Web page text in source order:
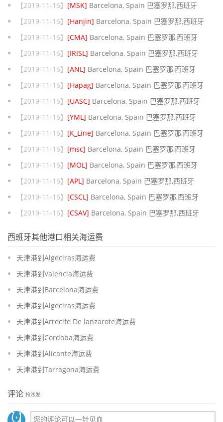
【2019-11-16】 [MSK] Barcelona, Spain 巴塞罗那,西班牙
【2019-11-16】 [Hanjin] Barcelona, Spain 巴塞罗那,西班牙
【2019-11-16】 [CMA] Barcelona, Spain 巴塞罗那,西班牙
【2019-11-16】 [IRISL] Barcelona, Spain 巴塞罗那,西班牙
【2019-11-16】 [ANL] Barcelona, Spain 巴塞罗那,西班牙
【2019-11-16】 [Hapag] Barcelona, Spain 巴塞罗那,西班牙
【2019-11-16】 [UASC] Barcelona, Spain 巴塞罗那,西班牙
【2019-11-16】 [YML] Barcelona, Spain 巴塞罗那,西班牙
【2019-11-16】 [K_Line] Barcelona, Spain 巴塞罗那,西班牙
【2019-11-16】 [msc] Barcelona, Spain 巴塞罗那,西班牙
【2019-11-16】 [MOL] Barcelona, Spain 巴塞罗那,西班牙
【2019-11-16】 [APL] Barcelona, Spain 巴塞罗那,西班牙
【2019-11-16】 [CSCL] Barcelona, Spain 巴塞罗那,西班牙
【2019-11-16】 [CSAV] Barcelona, Spain 巴塞罗那,西班牙
西班牙其他港口相关海运费
天津港到Algeciras海运费
天津港到Valencia海运费
天津港到Barcelona海运费
天津港到Algeciras海运费
天津港到Arrecife De lanzarote海运费
天津港到Cordoba海运费
天津港到Alicante海运费
天津港到Tarragona海运费
评论 抢沙发